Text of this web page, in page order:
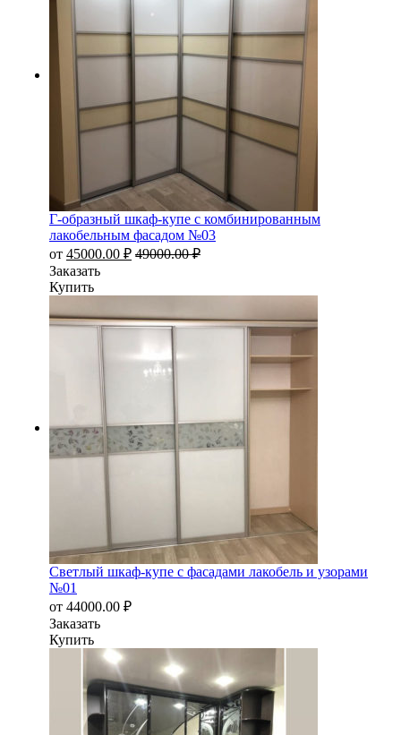
Г-образный шкаф-купе с комбинированным
лакобельным фасадом №03
от 45000.00 ₽ 49000.00₽
Заказать
Купить
Светлый шкаф-купе с фасадами лакобель и узорами
№01
от 44000.00 ₽
Заказать
Купить